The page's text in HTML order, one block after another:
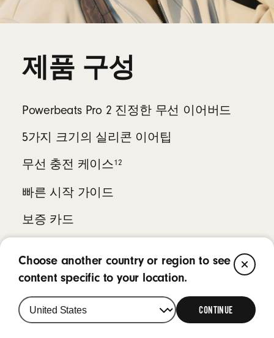
제품 구성
Powerbeats Pro 2 진정한 무선 이어버드
5가지 크기의 실리콘 이어팁
무선 충전 케이스12
빠른 시작 가이드
보증 카드
Choose another country or region to see
content specific to your location.
C
L
O
S
CONTINUE